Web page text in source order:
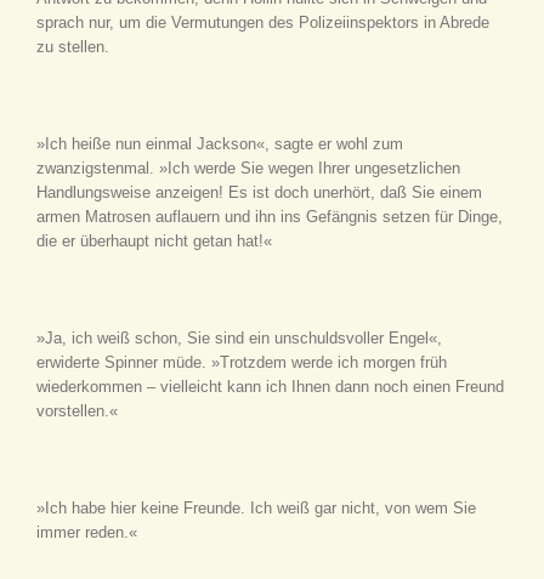
sprach nur, um die Vermutungen des Polizeiinspektors in Abrede
zu stellen.
»Ich heiße nun einmal Jackson«, sagte er wohl zum
zwanzigstenmal. »Ich werde Sie wegen Ihrer ungesetzlichen
Handlungsweise anzeigen! Es ist doch unerhört, daß Sie einem
armen Matrosen auflauern und ihn ins Gefängnis setzen für Dinge,
die er überhaupt nicht getan hat!«
»Ja, ich weiß schon, Sie sind ein unschuldsvoller Engel«,
erwiderte Spinner müde. »Trotzdem werde ich morgen früh
wiederkommen – vielleicht kann ich Ihnen dann noch einen Freund
vorstellen.«
»Ich habe hier keine Freunde. Ich weiß gar nicht, von wem Sie
immer reden.«